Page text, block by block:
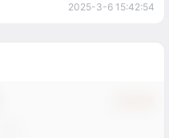
2025-3-6 15:42:54